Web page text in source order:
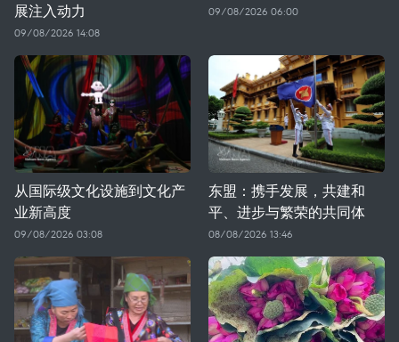
展注入动力
09/08/2026 14:08
09/08/2026 06:00
从国际级文化设施到文化产
业新高度
09/08/2026 03:08
东盟：携手发展，共建和
平、进步与繁荣的共同体
08/08/2026 13:46